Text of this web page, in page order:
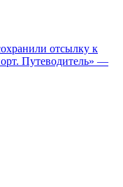
отсылку к
Путеводитель» —